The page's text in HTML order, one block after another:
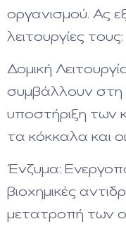
οργανισμού. Ας
λειτουργίες τους:
Δομική
συμβάλλουν στη
υποστήριξη των
τα κόκκαλα και
Ένζυμα:
βιοχημικές
μετατροπή των